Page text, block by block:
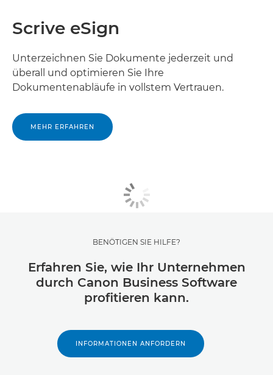
Scrive eSign
Unterzeichnen Sie Dokumente jederzeit und
überall und optimieren Sie Ihre
Dokumentenabläufe in vollstem Vertrauen.
MEHR ERFAHREN
BENÖTIGEN SIE HILFE?
Erfahren Sie, wie Ihr Unternehmen
durch Canon Business Software
profitieren kann.
INFORMATIONEN ANFORDERN